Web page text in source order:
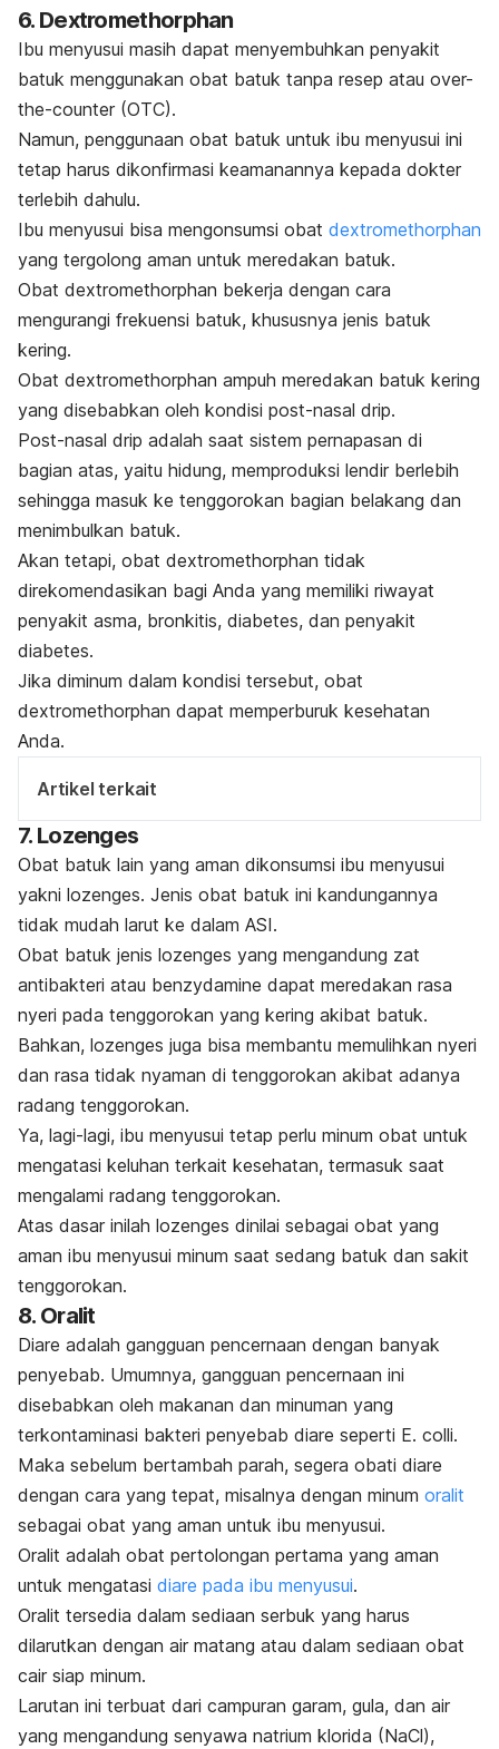
6. Dextromethorphan
Ibu menyusui masih dapat menyembuhkan penyakit
batuk menggunakan obat batuk tanpa resep atau over-
the-counter (OTC).
Namun, penggunaan obat batuk untuk ibu menyusui ini
tetap harus dikonfirmasi keamanannya kepada dokter
terlebih dahulu.
Ibu menyusui bisa mengonsumsi obat dextromethorphan
yang tergolong aman untuk meredakan batuk.
Obat dextromethorphan bekerja dengan cara
mengurangi frekuensi batuk, khususnya jenis batuk
kering.
Obat dextromethorphan ampuh meredakan batuk kering
yang disebabkan oleh kondisi post-nasal drip.
Post-nasal drip adalah saat sistem pernapasan di
bagian atas, yaitu hidung, memproduksi lendir berlebih
sehingga masuk ke tenggorokan bagian belakang dan
menimbulkan batuk.
Akan tetapi, obat dextromethorphan tidak
direkomendasikan bagi Anda yang memiliki riwayat
penyakit asma, bronkitis, diabetes, dan penyakit
diabetes.
Jika diminum dalam kondisi tersebut, obat
dextromethorphan dapat memperburuk kesehatan
Anda.
Artikel terkait
7. Lozenges
Obat batuk lain yang aman dikonsumsi ibu menyusui
yakni lozenges. Jenis obat batuk ini kandungannya
tidak mudah larut ke dalam ASI.
Obat batuk jenis lozenges yang mengandung zat
antibakteri atau benzydamine dapat meredakan rasa
nyeri pada tenggorokan yang kering akibat batuk.
Bahkan, lozenges juga bisa membantu memulihkan nyeri
dan rasa tidak nyaman di tenggorokan akibat adanya
radang tenggorokan.
Ya, lagi-lagi, ibu menyusui tetap perlu minum obat untuk
mengatasi keluhan terkait kesehatan, termasuk saat
mengalami radang tenggorokan.
Atas dasar inilah lozenges dinilai sebagai obat yang
aman ibu menyusui minum saat sedang batuk dan sakit
tenggorokan.
8. Oralit
Diare adalah gangguan pencernaan dengan banyak
penyebab. Umumnya, gangguan pencernaan ini
disebabkan oleh makanan dan minuman yang
terkontaminasi bakteri penyebab diare seperti E. colli.
Maka sebelum bertambah parah, segera obati diare
dengan cara yang tepat, misalnya dengan minum oralit
sebagai obat yang aman untuk ibu menyusui.
Oralit adalah obat pertolongan pertama yang aman
untuk mengatasi diare pada ibu menyusui.
Oralit tersedia dalam sediaan serbuk yang harus
dilarutkan dengan air matang atau dalam sediaan obat
cair siap minum.
Larutan ini terbuat dari campuran garam, gula, dan air
yang mengandung senyawa natrium klorida (NaCl),